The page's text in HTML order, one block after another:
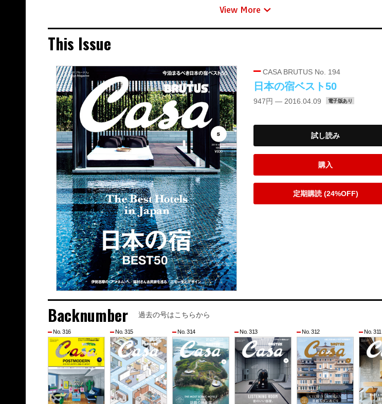
View More
This Issue
CASA BRUTUS No. 194
日本の宿ベスト50
947円 — 2016.04.09 電子版あり
試し読み
購入
定期購読 (24%OFF)
Backnumber 過去の号はこちらから
No. 316 No. 315 No. 314 No. 313 No. 312 No. 311